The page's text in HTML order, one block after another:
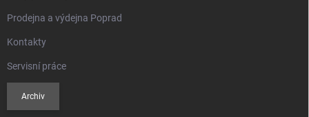
Prodejna a výdejna Poprad
Kontakty
Servisní práce
Archiv